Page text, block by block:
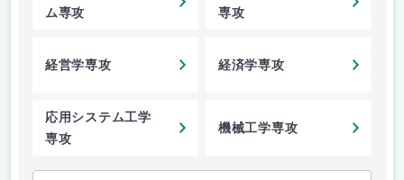
ム専攻
専攻
経営学専攻 経済学専攻
応用システム工学
専攻
機械工学専攻